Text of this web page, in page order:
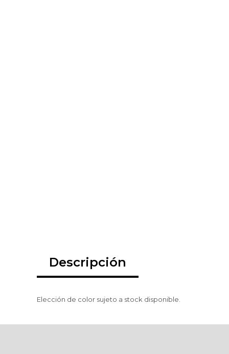
Descripción
Elección de color sujeto a stock disponible.